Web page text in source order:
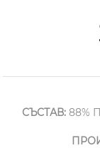
СЪСТАВ:88%